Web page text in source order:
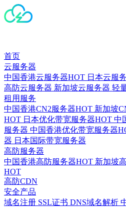
首页
云服务器
中国香港云服务器HOT 日本云服
高防云服务器 新加坡云服务器 轻
租用服务
中国香港CN2服务器HOT 新加坡
HOT 日本优化带宽服务器HOT 中
服务器 中国香港优化带宽服务器
器 日本国际带宽服务器
高防服务器
中国香港高防服务器HOT 新加坡
HOT
高防CDN
安全产品
域名注册 SSL证书 DNS域名解析